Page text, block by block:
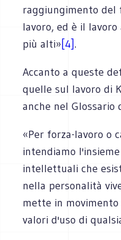
raggiungimento del
lavoro, ed è il
più alti»[4].
Accanto a queste
quelle sul lavoro di
anche nel Glossario
«Per forza-lavoro o
intendiamo
intellettuali che
nella personalità
mette in
valori d'uso di